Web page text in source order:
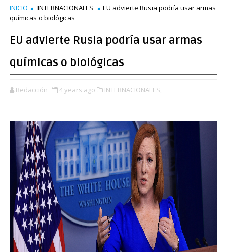
INICIO INTERNACIONALES
EU advierte Rusia podría usar armas
químicas o biológicas
EU advierte Rusia podría usar armas
químicas o biológicas
Redacción 4 years ago INTERNACIONALES,